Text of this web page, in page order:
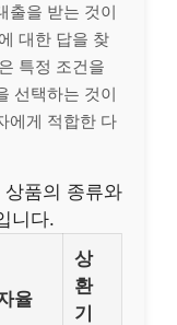
출을 받는 것이
대한 답을 찾
특정 조건을
선택하는 것이
에게 적합한 다
품의 종류와
니다.
율
상
환
기